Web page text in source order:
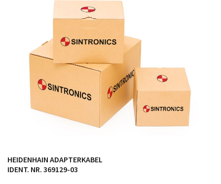
möglich. SINTRONICS ist dann ihr Partner, der
entweder die alten Baugruppen technisch hochwertig
repariert oder ihnen die abgekündigten Baugruppen
aus dem eigenen Lager ersetzt.
HEIDENHAIN ADAPTERKABEL
IDENT. NR. 369129-03